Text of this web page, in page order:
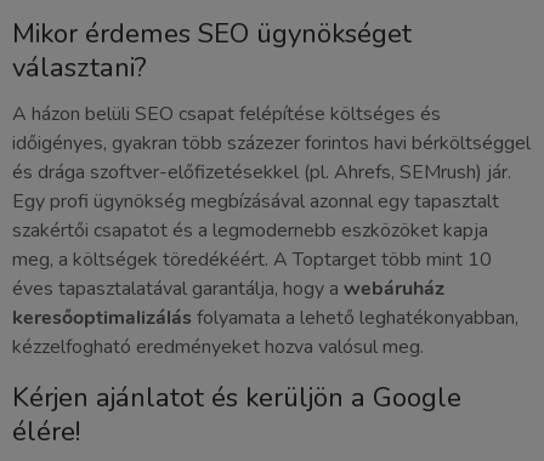
Mikor érdemes SEO ügynökséget
választani?
A házon belüli SEO csapat felépítése költséges és
időigényes, gyakran több százezer forintos havi bérköltséggel
és drága szoftver-előfizetésekkel (pl. Ahrefs, SEMrush) jár.
Egy profi ügynökség megbízásával azonnal egy tapasztalt
szakértői csapatot és a legmodernebb eszközöket kapja
meg, a költségek töredékéért. A Toptarget több mint 10
éves tapasztalatával garantálja, hogy a webáruház
keresőoptimalizálás folyamata a lehető leghatékonyabban,
kézzelfogható eredményeket hozva valósul meg.
Kérjen ajánlatot és kerüljön a Google
élére!